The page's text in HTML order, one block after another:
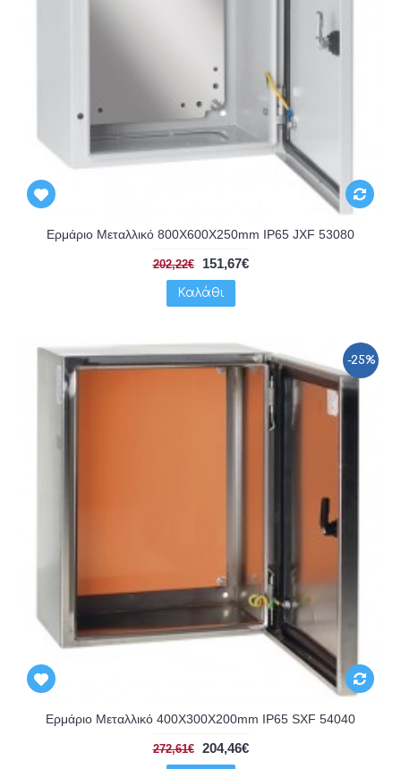
Ερμάριο Μεταλλικό 800X600X250mm IP65 JXF 53080
202,22€ 151,67€
Καλάθι
-25%
Ερμάριο Μεταλλικό 400X300X200mm IP65 SXF 54040
272,61€ 204,46€